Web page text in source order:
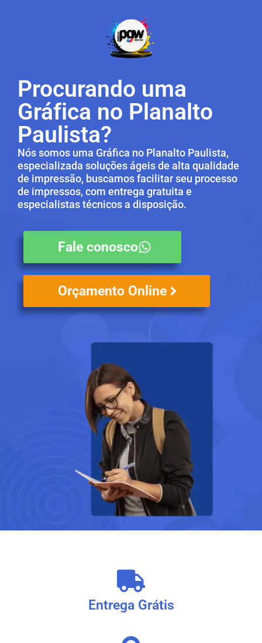
Procurando uma
Gráfica no Planalto
Paulista?
Nós somos uma Gráfica no Planalto Paulista,
especializada soluções ágeis de alta qualidade
de impressão, buscamos facilitar seu processo
de impressos, com entrega gratuita e
especialistas técnicos a disposição.
Fale conosco
Orçamento Online
Entrega Grátis